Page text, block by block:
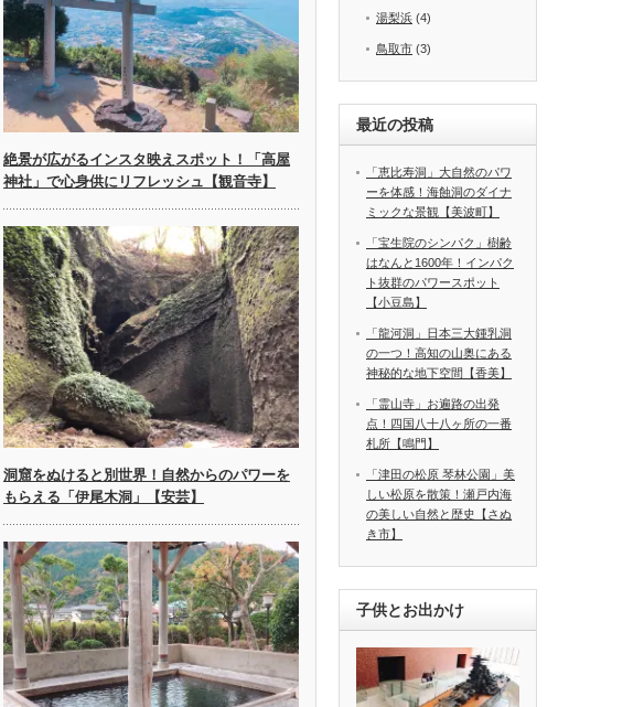
絶景が広がるインスタ映えスポット！「高屋
神社」で心身供にリフレッシュ【観音寺】
洞窟をぬけると別世界！自然からのパワーを
もらえる「伊尾木洞」【安芸】
湯梨浜 (4)
鳥取市 (3)
最近の投稿
「恵比寿洞」大自然のパワ
ーを体感！海蝕洞のダイナ
ミックな景観【美波町】
「宝生院のシンパク」樹齢
はなんと1600年！インパク
ト抜群のパワースポット
【小豆島】
「龍河洞」日本三大鍾乳洞
の一つ！高知の山奥にある
神秘的な地下空間【香美】
「霊山寺」お遍路の出発
点！四国八十八ヶ所の一番
札所【鳴門】
「津田の松原 琴林公園」美
しい松原を散策！瀬戸内海
の美しい自然と歴史【さぬ
き市】
子供とお出かけ